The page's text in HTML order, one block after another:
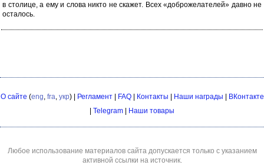
в столице, а ему и слова никто не скажет. Всех «доброжелателей» давно не
осталось.
О сайте (eng, fra, укр) | Регламент| FAQ| Контакты Наши награды
ВКонтакте
Telegram Наши товары
Любое использование материалов сайта допускается только с указанием
активной ссылки на источник.